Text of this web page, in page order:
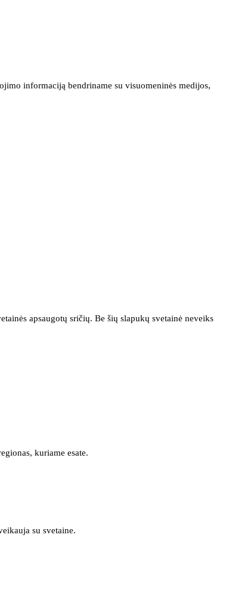
informaciją bendriname su visuomeninės medijos,
apsaugotų sričių. Be šių slapukų svetainė neveiks
kuriame esate.
su svetaine.